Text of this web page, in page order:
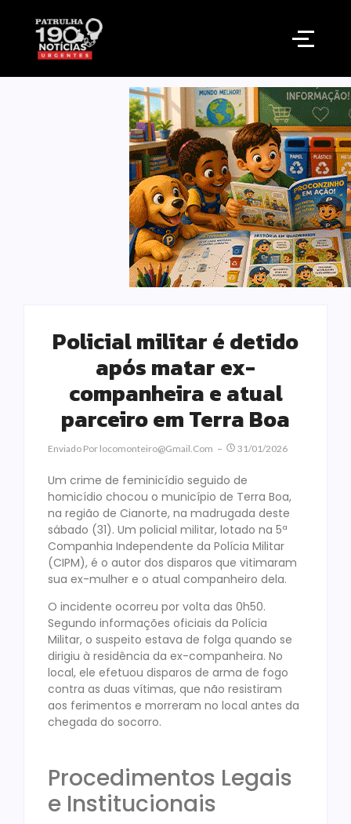
Policial militar é detido
após matar ex-
companheira e atual
parceiro em Terra Boa
Enviado Por Locomonteiro@gmail.com 31/01/2026
Um crime de feminicídio seguido de
homicídio chocou o município de Terra Boa,
na região de Cianorte, na madrugada deste
sábado (31). Um policial militar, lotado na 5ª
Companhia Independente da Polícia Militar
(CIPM), é o autor dos disparos que vitimaram
sua ex-mulher e o atual companheiro dela.
O incidente ocorreu por volta das 0h50.
Segundo informações oficiais da Polícia
Militar, o suspeito estava de folga quando se
dirigiu à residência da ex-companheira. No
local, ele efetuou disparos de arma de fogo
contra as duas vítimas, que não resistiram
aos ferimentos e morreram no local antes da
chegada do socorro.
Procedimentos Legais
e Institucionais